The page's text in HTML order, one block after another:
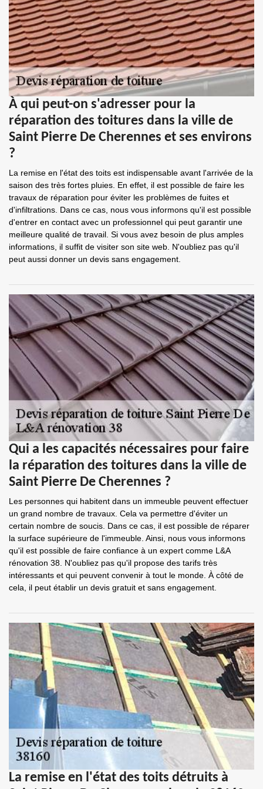
À qui peut-on s'adresser pour la
réparation des toitures dans la ville de
Saint Pierre De Cherennes et ses environs
?
La remise en l'état des toits est indispensable avant l'arrivée de la
saison des très fortes pluies. En effet, il est possible de faire les
travaux de réparation pour éviter les problèmes de fuites et
d'infiltrations. Dans ce cas, nous vous informons qu'il est possible
d'entrer en contact avec un professionnel qui peut garantir une
meilleure qualité de travail. Si vous avez besoin de plus amples
informations, il suffit de visiter son site web. N'oubliez pas qu'il
peut aussi donner un devis sans engagement.
Qui a les capacités nécessaires pour faire
la réparation des toitures dans la ville de
Saint Pierre De Cherennes ?
Les personnes qui habitent dans un immeuble peuvent effectuer
un grand nombre de travaux. Cela va permettre d'éviter un
certain nombre de soucis. Dans ce cas, il est possible de réparer
la surface supérieure de l'immeuble. Ainsi, nous vous informons
qu'il est possible de faire confiance à un expert comme L&A
rénovation 38. N'oubliez pas qu'il propose des tarifs très
intéressants et qui peuvent convenir à tout le monde. À côté de
cela, il peut établir un devis gratuit et sans engagement.
La remise en l'état des toits détruits à